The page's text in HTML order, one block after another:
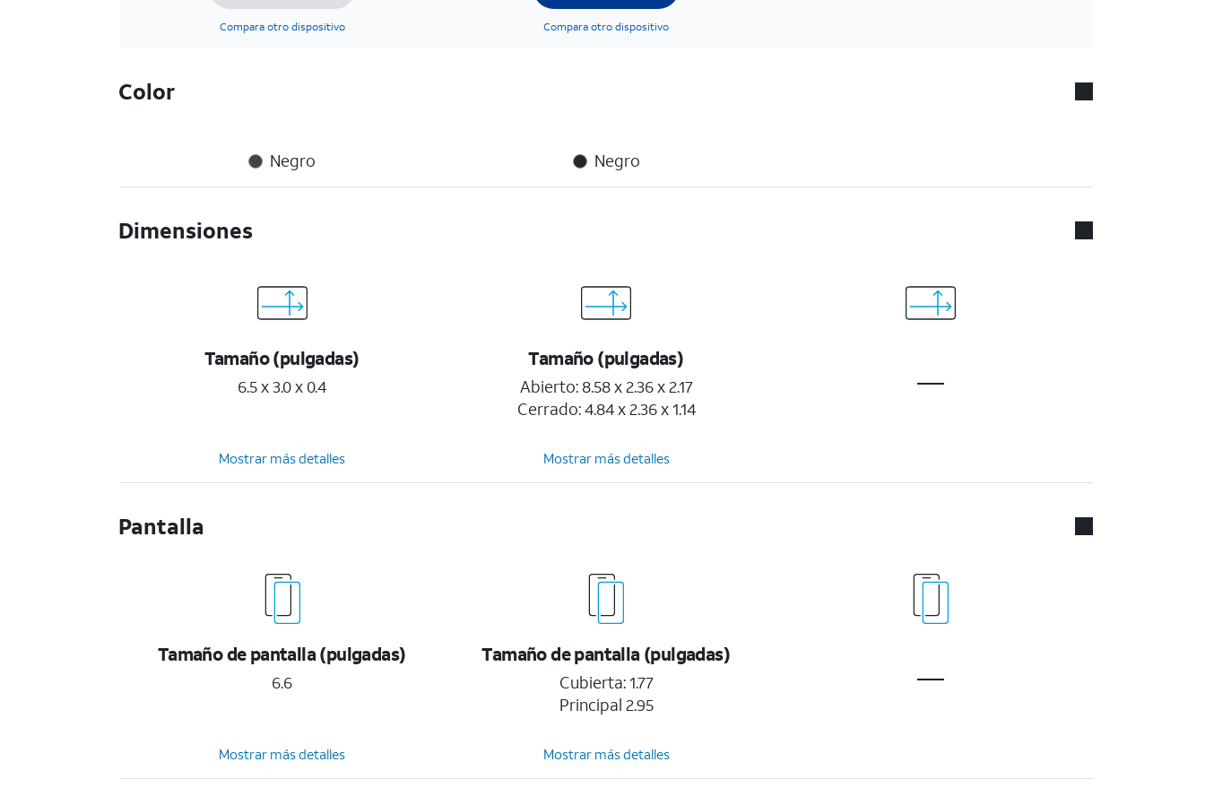
Compara otro dispositivo Compara otro dispositivo
Color
Negro Negro
Dimensiones
Tamaño (pulgadas)
6.5 x 3.0 x 0.4
Tamaño (pulgadas)
Abierto: 8.58 x 2.36 x 2.17
Cerrado: 4.84 x 2.36 x 1.14
Mostrar más detalles Mostrar más detalles
Pantalla
Tamaño de pantalla (pulgadas)
6.6
Tamaño de pantalla (pulgadas)
Cubierta: 1.77
Principal 2.95
Mostrar más detalles Mostrar más detalles